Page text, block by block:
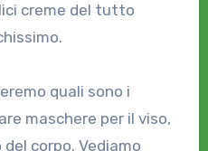
creme del tutto
quali sono i
maschere per il viso,
corpo. Vediamo